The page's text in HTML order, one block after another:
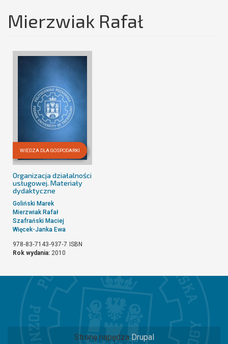
Mierzwiak Rafał
WIEDZA DLA GOSPODARKI
Organizacja działalności
usługowej. Materiały
dydaktyczne
Goliński Marek
Mierzwiak Rafał
Szafrański Maciej
Więcek-Janka Ewa
978‐83‐7143‐937‐7 ISBN
Rok wydania: 2010
Stronę napędza Drupal